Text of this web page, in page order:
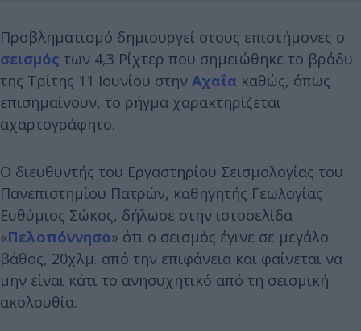
Προβληματισμό δημιουργεί στους επιστήμονες ο
σεισμός των 4,3 Ρίχτερ που σημειώθηκε το βράδυ
της Τρίτης 11 Ιουνίου στην Αχαΐα καθώς, όπως
επισημαίνουν, το ρήγμα χαρακτηρίζεται
αχαρτογράφητο.
Ο διευθυντής του Εργαστηρίου Σεισμολογίας του
Πανεπιστημίου Πατρών, καθηγητής Γεωλογίας
Ευθύμιος Σώκος, δήλωσε στην ιστοσελίδα
«Πελοπόννησο» ότι ο σεισμός έγινε σε μεγάλο
βάθος, 20χλμ. από την επιφάνεια και φαίνεται να
μην είναι κάτι το ανησυχητικό από τη σεισμική
ακολουθία.